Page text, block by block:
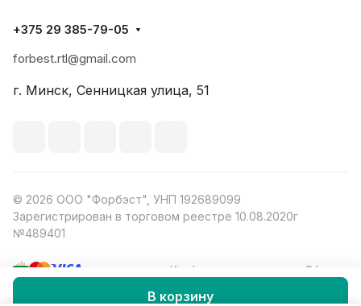
В корзину
+375 29 385-79-05
forbest.rtl@gmail.com
г. Минск, Сенницкая улица, 51
© 2026 ООО "Форбэст", УНП 192689099
Зарегистрирован в торговом реестре 10.08.2020г
№489401
Конфиденциальность Оферта